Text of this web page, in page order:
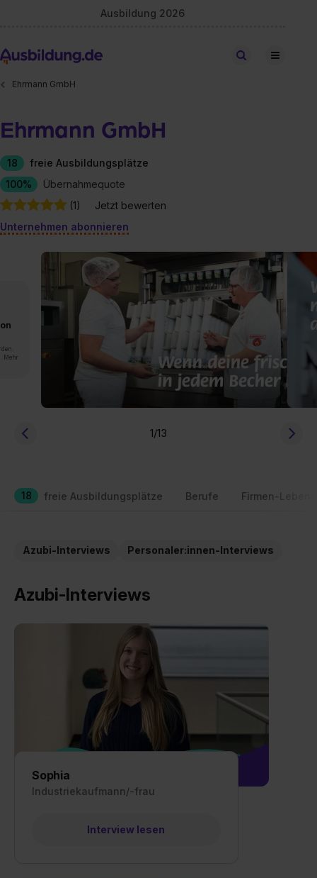
Ausbildung 2026
Stellen finden
Ehrmann GmbH
Ehrmann GmbH
18
freie Ausbildungsplätze
100%
Übernahmequote
(1)
Jetzt bewerten
Unternehmen abonnieren
Mehr
1/13
18 freie Ausbildungsplätze Berufe Firmen-
Azubi-Interviews Personaler:innen-Interviews
Azubi-Interviews
Sophia
Industriekaufmann/-frau
Interview lesen